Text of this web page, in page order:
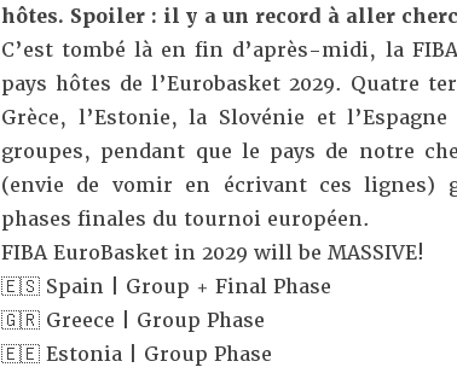
hôtes. Spoiler : il y a un record à aller
C’est tombé là en fin d’après-midi, la
pays hôtes de l’Eurobasket 2029. Quatre
Grèce, l’Estonie, la Slovénie et
groupes, pendant que le pays de notre
(envie de vomir en écrivant ces lignes)
phases finales du tournoi européen.
FIBA EuroBasket in 2029 will be MASSIVE!
🇪🇸 Spain | Group + Final Phase
🇬🇷 Greece | Group Phase
🇪🇪 Estonia | Group Phase